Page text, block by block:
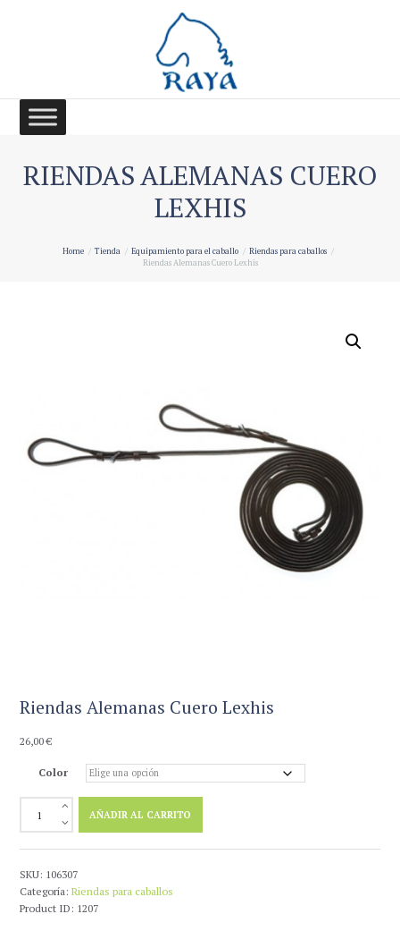
RIENDAS ALEMANAS CUERO
LEXHIS
Home Tienda Equipamiento para el caballo
Riendas para caballos
Riendas Alemanas Cuero Lexhis
Riendas Alemanas Cuero Lexhis
26,00€
Color
Alemanas
cantidad
AÑADIR AL CARRITO
SKU: 106307
Categoría:Riendas para caballos
Product ID: 1207